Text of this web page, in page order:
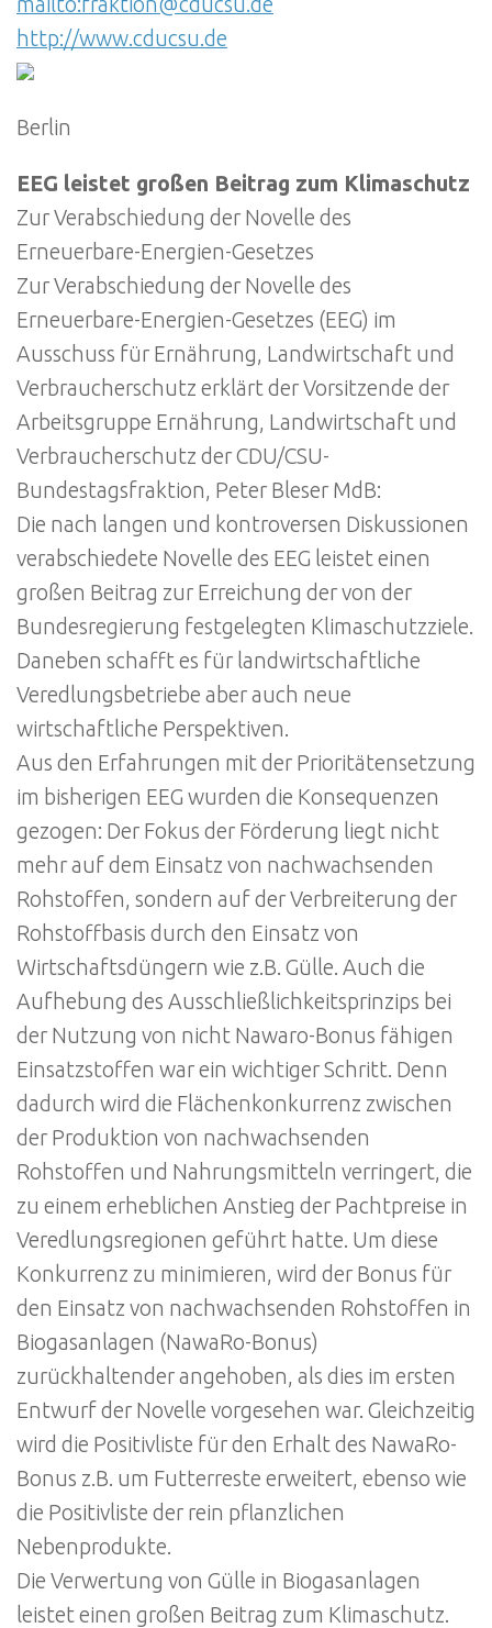
http://www.cducsu.de
Berlin
EEG leistet großen Beitrag zum Klimaschutz
Zur Verabschiedung der Novelle des
Erneuerbare-Energien-Gesetzes
Zur Verabschiedung der Novelle des
Erneuerbare-Energien-Gesetzes (EEG) im
Ausschuss für Ernährung, Landwirtschaft und
Verbraucherschutz erklärt der Vorsitzende der
Arbeitsgruppe Ernährung, Landwirtschaft und
Verbraucherschutz der CDU/CSU-
Bundestagsfraktion, Peter Bleser MdB:
Die nach langen und kontroversen Diskussionen
verabschiedete Novelle des EEG leistet einen
großen Beitrag zur Erreichung der von der
Bundesregierung festgelegten Klimaschutzziele.
Daneben schafft es für landwirtschaftliche
Veredlungsbetriebe aber auch neue
wirtschaftliche Perspektiven.
Aus den Erfahrungen mit der Prioritätensetzung
im bisherigen EEG wurden die Konsequenzen
gezogen: Der Fokus der Förderung liegt nicht
mehr auf dem Einsatz von nachwachsenden
Rohstoffen, sondern auf der Verbreiterung der
Rohstoffbasis durch den Einsatz von
Wirtschaftsdüngern wie z.B. Gülle. Auch die
Aufhebung des Ausschließlichkeitsprinzips bei
der Nutzung von nicht Nawaro-Bonus fähigen
Einsatzstoffen war ein wichtiger Schritt. Denn
dadurch wird die Flächenkonkurrenz zwischen
der Produktion von nachwachsenden
Rohstoffen und Nahrungsmitteln verringert, die
zu einem erheblichen Anstieg der Pachtpreise in
Veredlungsregionen geführt hatte. Um diese
Konkurrenz zu minimieren, wird der Bonus für
den Einsatz von nachwachsenden Rohstoffen in
Biogasanlagen (NawaRo-Bonus)
zurückhaltender angehoben, als dies im ersten
Entwurf der Novelle vorgesehen war. Gleichzeitig
wird die Positivliste für den Erhalt des NawaRo-
Bonus z.B. um Futterreste erweitert, ebenso wie
die Positivliste der rein pflanzlichen
Nebenprodukte.
Die Verwertung von Gülle in Biogasanlagen
leistet einen großen Beitrag zum Klimaschutz.